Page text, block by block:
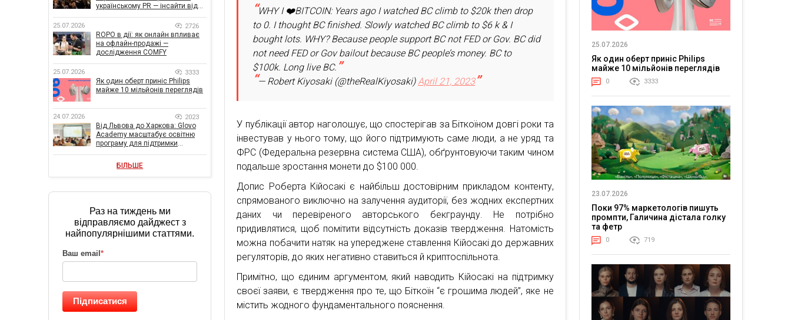
WHY I ❤️BITCOIN: Years ago I watched BC climb to $20k then drop
to 0. I thought BC finished. Slowly watched BC climb to $6 k & I
bought lots. WHY? Because people support BC not FED or Gov. BC did
not need FED or Gov bailout because BC people’s money. BC to
$100k. Long live BC.
— Robert Kiyosaki (@theRealKiyosaki)April 21, 2023
У публікації автор наголошує, що спостерігав за Біткоїном довгі роки та
інвестував у нього тому, що його підтримують саме люди, а не уряд та
ФРС (Федеральна резервна система США), обґрунтовуючи таким чином
подальше зростання монети до $100 000.
Допис Роберта Кійосакі є найбільш достовірним прикладом контенту,
спрямованого виключно на залучення аудиторії, без жодних експертних
даних чи перевіреного авторського бекграунду. Не потрібно
придивлятися, щоб помітити відсутність доказів твердження. Натомість
можна побачити натяк на упереджене ставлення Кійосакі до державних
регуляторів, до яких негативно ставиться й криптоспільнота.
Примітно, що єдиним аргументом, який наводить Кійосакі на підтримку
своєї заяви, є твердження про те, що Біткоїн “є грошима людей”, яке не
містить жодного фундаментального пояснення.
українському PR — інсайти від
25.07.2026 2726
ROPO в дії: як онлайн впливає
на офлайн-продажі —
дослідження COMFY
25.07.2026 3333
Як один оберт приніс Philips
майже 10 мільйонів переглядів
24.07.2026 2023
Від Львова до Харкова: Glovo
Academy масштабує освітню
програму для підтримки
БІЛЬШЕ
Раз на тиждень ми
відправляємо дайджест з
найпопулярнішими статтями.
Ваш email *
Підписатися
25.07.2026
Як один оберт приніс Philips
майже 10 мільйонів переглядів
0 3333
23.07.2026
Поки 97% маркетологів пишуть
промпти, Галичина дістала голку
та фетр
0 719